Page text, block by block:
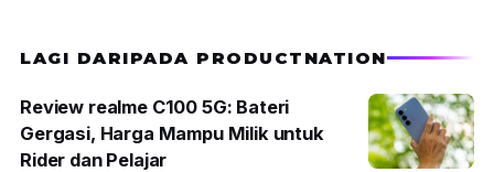
LAGI DARIPADA PRODUCTNATION
Review realme C100 5G: Bateri
Gergasi, Harga Mampu Milik untuk
Rider dan Pelajar